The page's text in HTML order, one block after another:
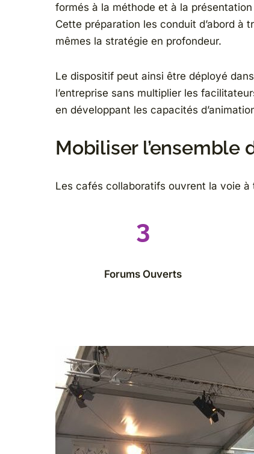
formés à la méthode et à la
Cette préparation les conduit d’abord à
mêmes la stratégie en profondeur.
Le dispositif peut ainsi être déployé
l’entreprise sans multiplier les
en développant les capacités
Mobiliser l’ensemble
Les cafés collaboratifs ouvrent la voie
3
Forums Ouverts